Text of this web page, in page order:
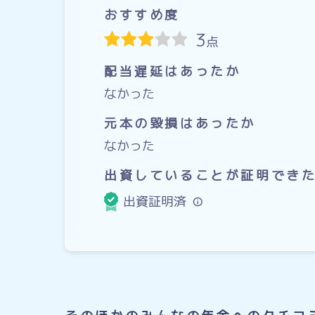
おすすめ度
3点
配当遅延はあったか
なかった
元本の毀損はあったか
なかった
出資していることが証明でき
出資証明済